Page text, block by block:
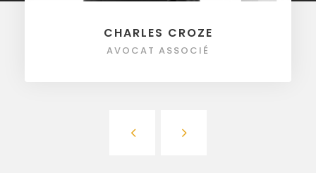
CHARLES CROZE
AVOCAT ASSOCIÉ